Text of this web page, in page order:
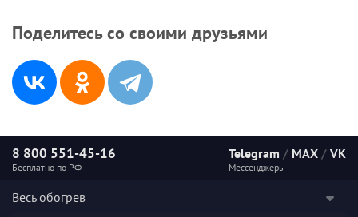
Поделитесь со своими друзьями
8 800 551-45-16
Бесплатно по РФ
Telegram / MAX / VK
Мессенджеры
Весь обогрев